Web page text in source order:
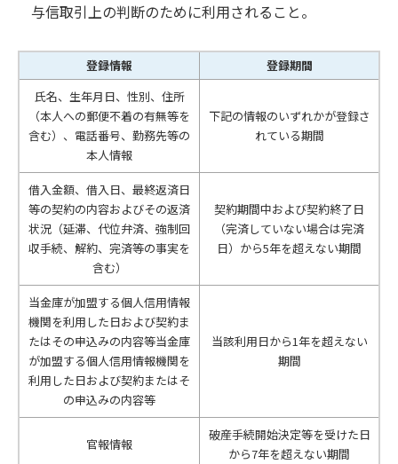
与信取引上の判断のために利用されること。
登録情報
登録期間
氏名、生年月日、性別、住所
（本人への郵便不着の有無等を
含む）、電話番号、勤務先等の
本人情報
下記の情報のいずれかが登録さ
れている期間
借入金額、借入日、最終返済日
等の契約の内容およびその返済
状況（延滞、代位弁済、強制回
収手続、解約、完済等の事実を
含む）
契約期間中および契約終了日
（完済していない場合は完済
日）から5年を超えない期間
当金庫が加盟する個人信用情報
機関を利用した日および契約ま
たはその申込みの内容等当金庫
が加盟する個人信用情報機関を
利用した日および契約またはそ
の申込みの内容等
当該利用日から1年を超えない
期間
官報情報
破産手続開始決定等を受けた日
から7年を超えない期間